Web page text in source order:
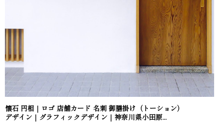
懐石 円相｜ロゴ 店舗カード 名刺 御膳掛け（トーション）
デザイン｜グラフィックデザイン｜神奈川県小田原...